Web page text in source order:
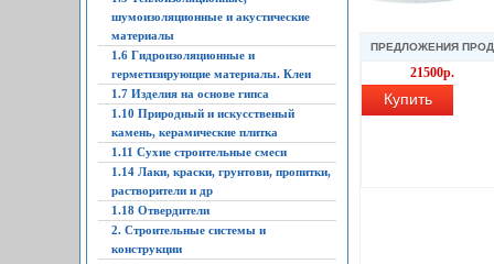
шумоизоляционные и акустические
материалы
1.6 Гидроизоляционные и
герметизирующие материалы. Клеи
1.7 Изделия на основе гипса
1.10 Природный и искусственый
камень, керамические плитка
1.11 Сухие строительные смеси
1.14 Лаки, краски, грунтови, пропитки,
растворители и др
1.18 Отвердители
2. Строительные системы и
конструкции
ПРЕДЛОЖЕНИЯ
21500р.
Купить